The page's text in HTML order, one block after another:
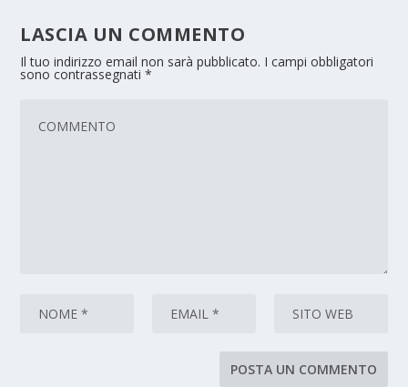
LASCIA UN COMMENTO
Il tuo indirizzo email non sarà pubblicato. I campi obbligatori
sono contrassegnati*